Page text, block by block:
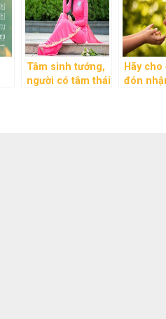
Tâm sinh tướng,
người có tâm thái
Hãy
đón